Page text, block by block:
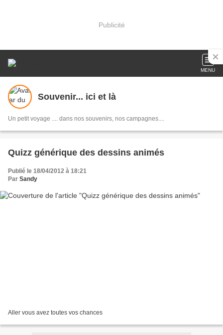
Publicité
MENU
Souvenir... ici et là
Un petit voyage .... dans nos souvenirs, nos campagnes....
Quizz générique des dessins animés
Publié le 18/04/2012 à 18:21
Par Sandy
Aller vous avez toutes vos chances